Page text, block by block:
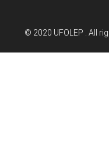
© 2020 UFOLEP . All